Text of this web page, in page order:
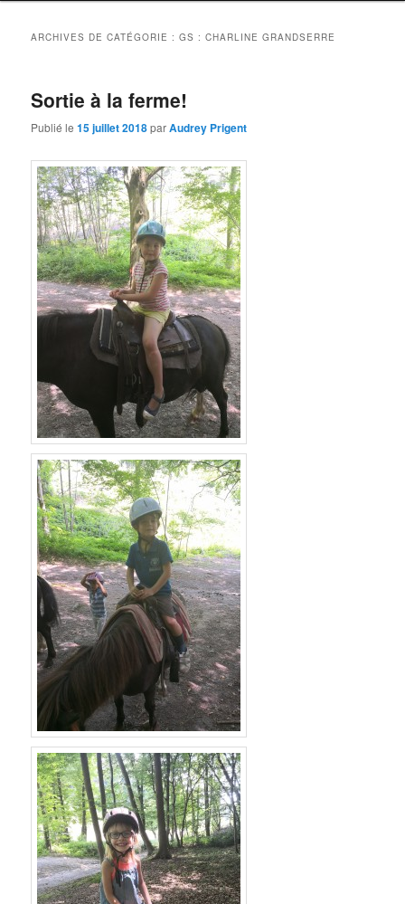
ARCHIVES DE CATÉGORIE :GS : CHARLINE GRANDSERRE
Sortie à la ferme!
Publié le15 juillet 2018parAudrey Prigent